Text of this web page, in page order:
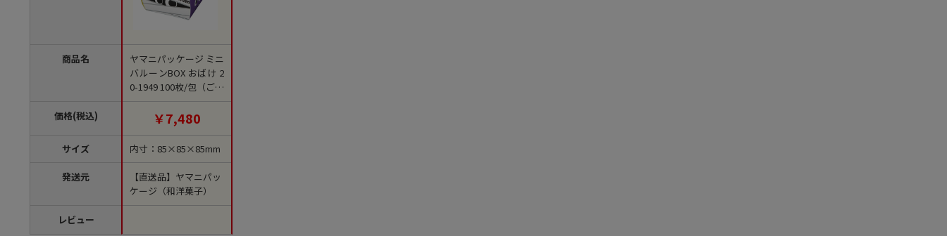
商品名
価格(税込)
サイズ
発送元
レビュー
ヤマニパッケージ ミニ
バルーンBOX おばけ 2
0-1949 100枚/包（ご注
文単位2包）【直送
￥7,480
内寸：85×85×85mm
【直送品】ヤマニパッ
ケージ（和洋菓子）